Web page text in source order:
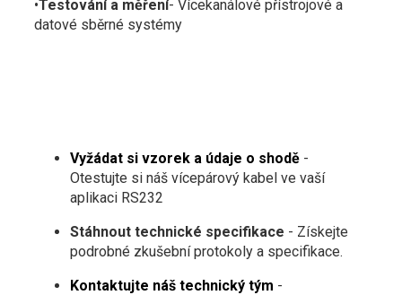
•Testování a měření- Vícekanálové přístrojové a
datové sběrné systémy
Vyžádat si vzorek a údaje o shodě-
Otestujte si náš vícepárový kabel ve vaší
aplikaci RS232
Stáhnout technické specifikace - Získejte
podrobné zkušební protokoly a specifikace.
Kontaktujte náš technický tým -